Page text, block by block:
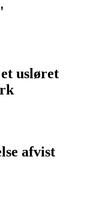
usløret
afvist